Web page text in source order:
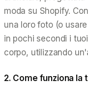
moda su Shopify.
una loro foto (o
in pochi secondi i
corpo, utilizzando
2. Come funziona la